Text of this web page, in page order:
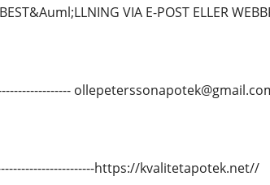
VIA E-POST ELLER
https://kvalitetapotek.net//